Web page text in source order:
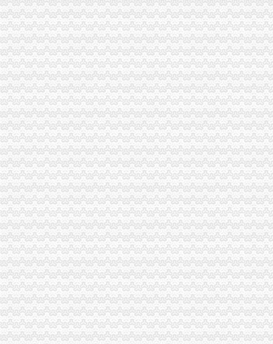
我市企业减免所得税3.76亿元-税务频道-和讯网
无纸化报关
无纸化报关后还退还报关单吗？【退税吧】_百度贴吧
到约翰内斯堡JNB空运出口无纸化报关操作
电子口岸无纸化签约
页_中国电子口岸
烟台海关通关作业无纸化覆盖全部信用等级企业新闻烟台新闻网
重庆海关电话
重庆海关：全力应对地震影响确保口岸通畅-搜狐滚动
重庆海关公告2009年第8号
重庆海关在哪里
泰国馆、俄罗斯馆在重庆保税展示交易中心开业！_搜狐新闻_搜狐网
为了“重庆造”笔电准点飞欧洲_重庆频道_凤凰网
重庆海关注册登记
重庆推进营业执照“多证合一”企业注册登记更加便利化-立华星财务
重庆市办公厅转发广电局等部门关于进一步加全市卫星电视
海关收发货人登记证书
此篇告诉你进出口权变更办理流程及所需资料！_搜狐财经_搜狐网
海口海关>办事服务>场景式服务>货物通关>进出口货物收发货人变
进出口货物收发货人报关注册登记证书
上海市密码管理局
遵义进出口报关：遵义市海关进出口备案办理具体有哪些要求专业代办
海关报关单位注册登记证书
进出口收发货人如何完成海关注册登记_百度经验
拱北海关:咨询报关企业注册登记证延续及换证_报关员资格_新浪
海关报关注册登记证书
异地报关注册登记备案手续-物流-e京网